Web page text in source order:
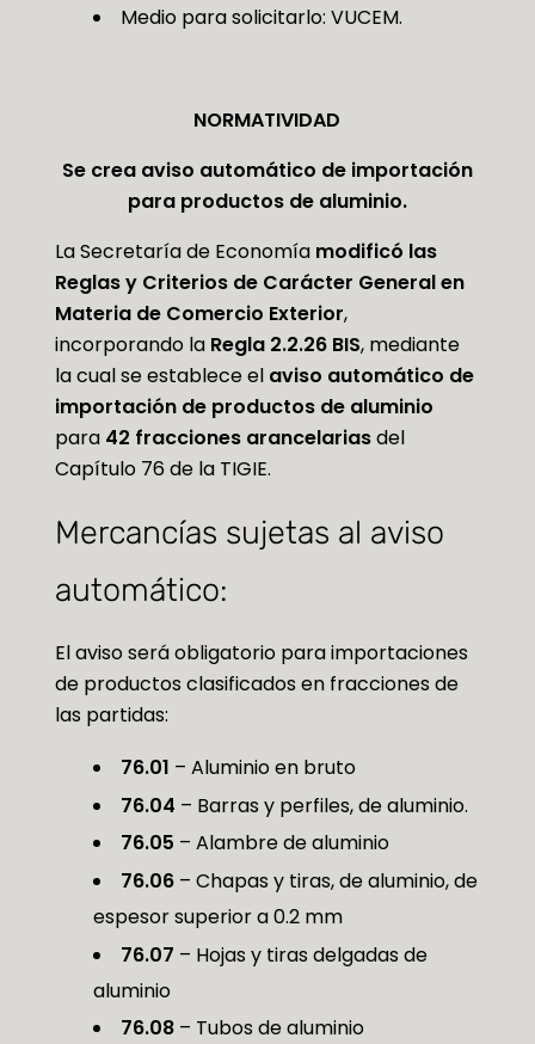
Medio para solicitarlo: VUCEM.
NORMATIVIDAD
Se crea aviso automático de importación
para productos de aluminio.
La Secretaría de Economía modificó las
Reglas y Criterios de Carácter General en
Materia de Comercio Exterior,
incorporando la Regla 2.2.26 BIS, mediante
la cual se establece el aviso automático de
importación de productos de aluminio
para 42 fracciones arancelariasdel
Capítulo 76 de la TIGIE.
Mercancías sujetas al aviso
automático:
El aviso será obligatorio para importaciones
de productos clasificados en fracciones de
las partidas:
76.01 – Aluminio en bruto
76.04 – Barras y perfiles, de aluminio.
76.05 – Alambre de aluminio
76.06 – Chapas y tiras, de aluminio, de
espesor superior a 0.2 mm
76.07 – Hojas y tiras delgadas de
aluminio
76.08 – Tubos de aluminio